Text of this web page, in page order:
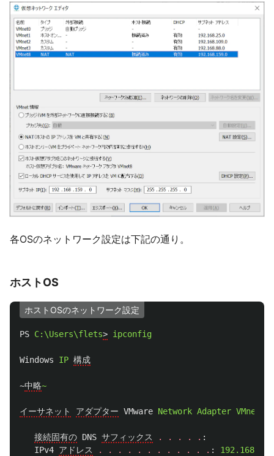
各OSのネットワーク設定は下記の通り。
ホストOS
ホストOSのネットワーク設定
PS C:\Users\flets> ipconfig
Windows IP 構成
~中略~
イーサネット アダプター VMware Network Adapter VMnet8:
接続固有の DNS サフィックス . . . . . :
IPv4 アドレス . . . . . . . . . . . . :